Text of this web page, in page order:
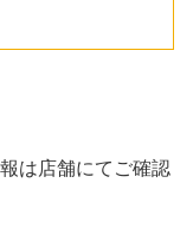
は店舗にてご確認